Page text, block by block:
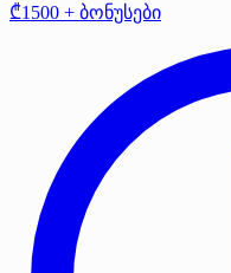
₾1500 + ბონუსები